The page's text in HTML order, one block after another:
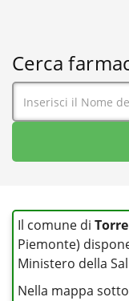
Cerca
Il comune di
Piemonte)
Ministero della
Nella mappa